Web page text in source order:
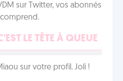
sur Twitter, vos abonnés
LE TÊTE À QUEUE
sur votre profil. Joli !